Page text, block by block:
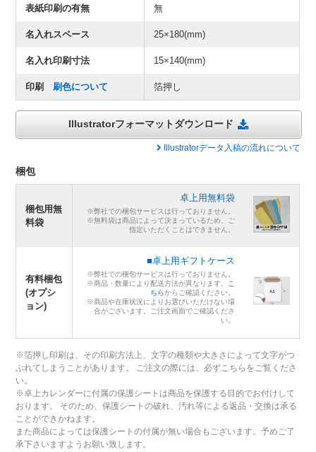
表紙印刷の有無 無
名入れスペース 25×180(mm)
名入れ印刷寸法 15×140(mm)
印刷刷色について 箔押し
Illustratorフォーマットダウンロード
Illustratorデータ入稿の流れについて
梱包
梱包用無
料袋
卓上用無料袋
※弊社での梱包サービスは行っておりません。
※無料袋は商品によって決まっているため、ご
指定いただくことはできません。
有料梱包
(オプシ
ョン)
■卓上用ギフトケース
※弊社での梱包サービスは行っておりません。
※商品・数量により配送方法が異なります。
こ
ちらからご確認ください。
※商品や在庫状況によりお選びいただけない場
合がございます。ご注文画面でご確認くださ
い。
※箔押し印刷は、その印刷方法上、文字の種類や大きさによって文字がつ
ぶれてしまうことがあります。 ご注文の際には、必ずこちらをご覧くださ
い。
※卓上カレンダーに付属の保護シートは商品を保護する目的でお付けして
おります。 そのため、保護シートの破れ、汚れ等による返品・交換は承る
ことができかねます。
また商品によっては保護シートの付属が無い場合もございます。予めご了
承下さいますようお願い致します。